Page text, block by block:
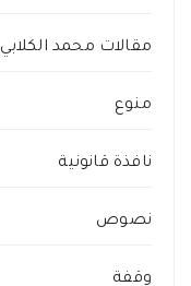
مقالات محمد الكلابي
منوع
نافذة قانونية
نصوص
وقفة